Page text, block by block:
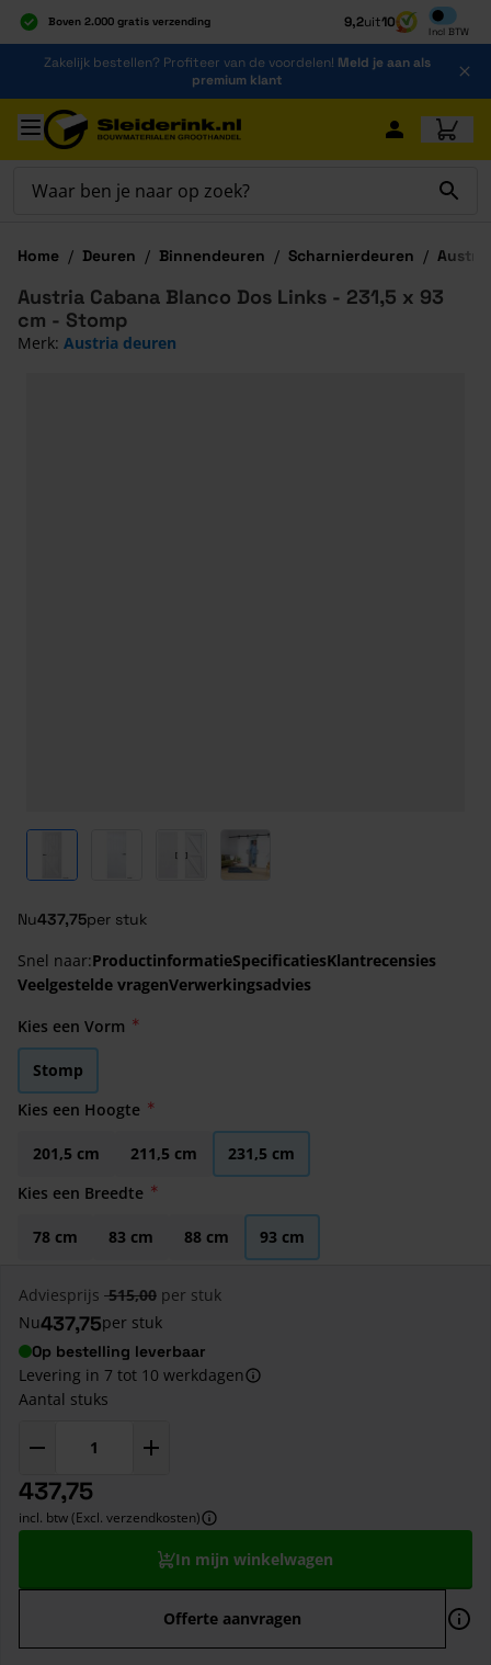
Boven 2.000 gratis verzending
Al 40 jaar dé specialist
Alles onder één dak
9,2uit10
Incl BTW
Inclusief
Ga naar de inhoud
Zakelijk bestellen? Profiteer van de voordelen! Meld je aan als
premium klant
Ga naar hoofdinhoud
Home / Deuren / Binnendeuren / Scharnierdeuren /
View larger imageView larger imageView larger image
Nu437,75per stuk
Austria Cabana Blanco Dos Links - 231,5 x 93
cm - Stomp
Merk: Austria deuren
Snel naar:ProductinformatieSpecificatiesKlantrecensies
Veelgestelde vragenVerwerkingsadvies
Kies een Vorm
Stomp
Kies een Hoogte
201,5 cm 211,5 cm
231,5 cm
Kies een Breedte
78 cm 83 cm 88 cm 93 cm
Adviesprijs 515,00 per stuk
Nu437,75per stuk
Op bestelling leverbaar
Levering in 7 tot 10 werkdagen
Aantal stuks
437,75
incl. btw (Excl. verzendkosten)
In mijn winkelwagen
Offerte aanvragen